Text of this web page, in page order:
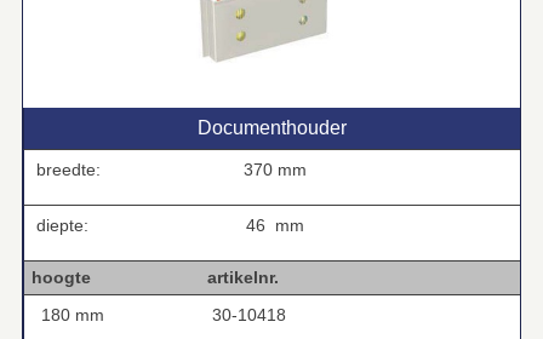
Documenthouder
breedte: 370 mm
diepte: 46 mm
hoogte artikelnr.
180 mm
30-10418